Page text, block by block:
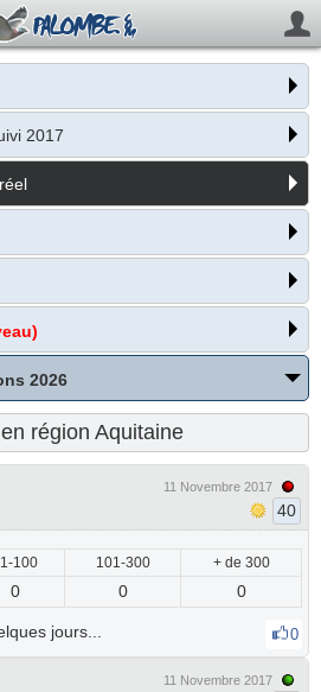
2017
2026
région Aquitaine
11 Novembre 2017
40
100 101-300 + de 300
0 0 0
jours... 0
11 Novembre 2017